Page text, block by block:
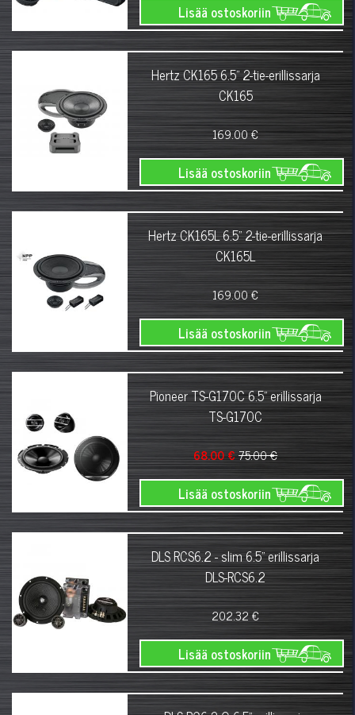
Lisää ostoskoriin
Hertz CK165 6.5" 2-tie-erillissarja
CK165
169.00 €
Lisää ostoskoriin
Hertz CK165L 6.5" 2-tie-erillissarja
CK165L
169.00 €
Lisää ostoskoriin
Pioneer TS-G170C 6.5" erillissarja
TS-G170C
68.00 €75.00 €
Lisää ostoskoriin
DLS RCS6.2 - slim 6.5" erillissarja
DLS-RCS6.2
202.32 €
Lisää ostoskoriin